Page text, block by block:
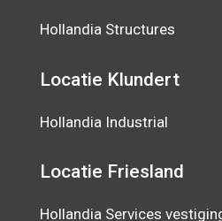
Hollandia Structures
Locatie Klundert
Hollandia Industrial
Locatie Friesland
Hollandia Services